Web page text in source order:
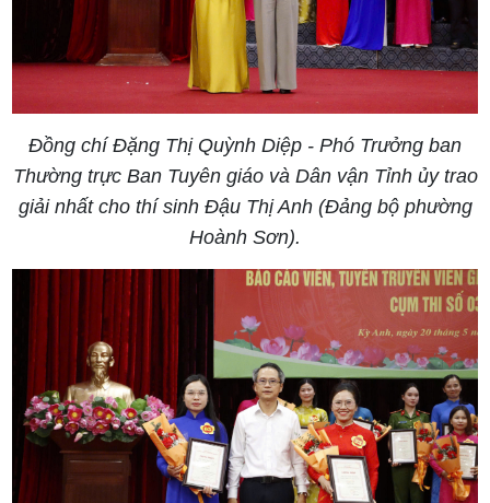
Đồng chí Đặng Thị Quỳnh Diệp - Phó Trưởng ban
Thường trực Ban Tuyên giáo và Dân vận Tỉnh ủy trao
giải nhất cho thí sinh Đậu Thị Anh (Đảng bộ phường
Hoành Sơn).